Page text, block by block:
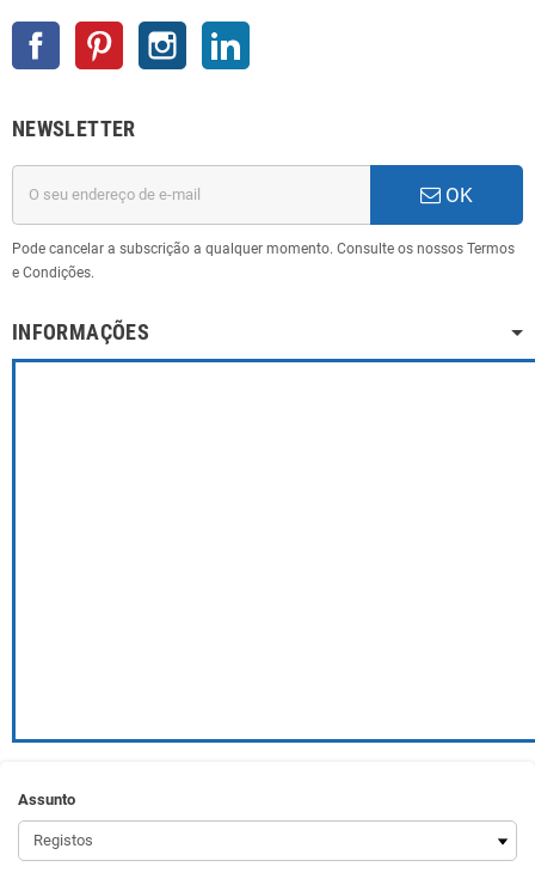
Facebook Pinterest Instagram
NEWSLETTER
OK
Pode cancelar a subscrição a qualquer momento. Consulte os nossos Termos
e Condições.
INFORMAÇÕES
Assunto